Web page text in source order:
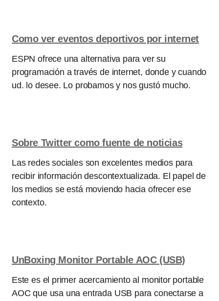
Como ver eventos deportivos por internet
ESPN ofrece una alternativa para ver su
programación a través de internet, donde y cuando
ud. lo desee. Lo probamos y nos gustó mucho.
Sobre Twitter como fuente de noticias
Las redes sociales son excelentes medios para
recibir información descontextualizada. El papel de
los medios se está moviendo hacia ofrecer ese
contexto.
UnBoxing Monitor Portable AOC (USB)
Este es el primer acercamiento al monitor portable
AOC que usa una entrada USB para conectarse a